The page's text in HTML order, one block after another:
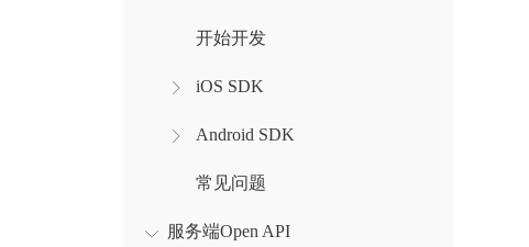
开始开发
iOS SDK
Android SDK
常见问题
服务端Open API